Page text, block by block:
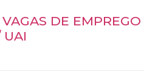
DE EMPREGO
UAI